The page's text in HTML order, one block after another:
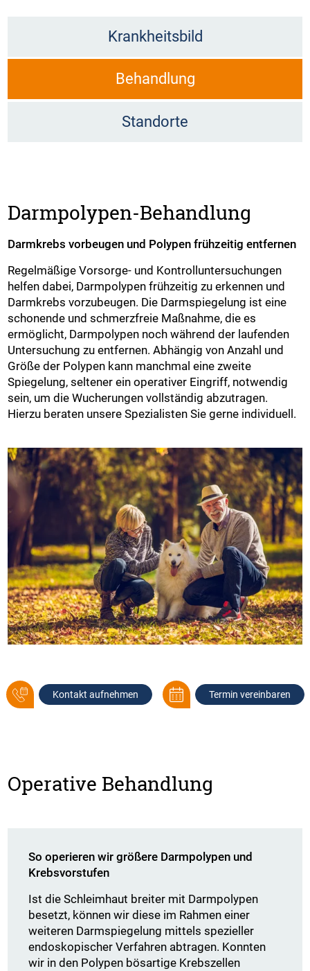
Krankheitsbild
Behandlung
Standorte
Darmpolypen-Behandlung
Darmkrebs vorbeugen und Polypen frühzeitig entfernen
Regelmäßige Vorsorge- und Kontrolluntersuchungen
helfen dabei, Darmpolypen frühzeitig zu erkennen und
Darmkrebs vorzubeugen. Die Darmspiegelung ist eine
schonende und schmerzfreie Maßnahme, die es
ermöglicht, Darmpolypen noch während der laufenden
Untersuchung zu entfernen. Abhängig von Anzahl und
Größe der Polypen kann manchmal eine zweite
Spiegelung, seltener ein operativer Eingriff, notwendig
sein, um die Wucherungen vollständig abzutragen.
Hierzu beraten unsere Spezialisten Sie gerne individuell.
Kontakt aufnehmen Termin vereinbaren
Operative Behandlung
So operieren wir größere Darmpolypen und
Krebsvorstufen
Ist die Schleimhaut breiter mit Darmpolypen
besetzt, können wir diese im Rahmen einer
weiteren Darmspiegelung mittels spezieller
endoskopischer Verfahren abtragen. Konnten
wir in den Polypen bösartige Krebszellen